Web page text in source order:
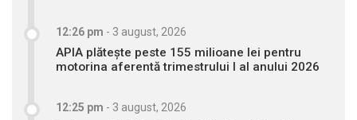
12:26 pm - 3 august, 2026
APIA plătește peste 155 milioane lei pentru
motorina aferentă trimestrului I al anului 2026
12:25 pm - 3 august, 2026